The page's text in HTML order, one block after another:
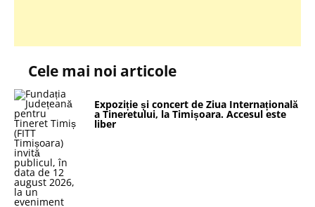
Cele mai noi articole
Expoziție și concert de Ziua Internațională
a Tineretului, la Timișoara. Accesul este
liber